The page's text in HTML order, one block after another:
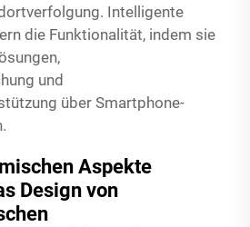
Intelligente
die Funktionalität, indem sie
und
über Smartphone-
Aspekte
Design von